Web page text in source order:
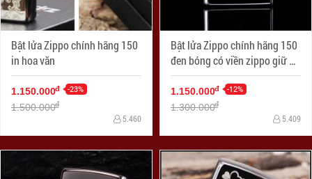
Bật lửa Zippo chính hãng 150
in hoa văn
1.150.000đ -23%
1.500.000đ
5.460
Bật lửa Zippo chính hãng 150
đen bóng có viền zippo giữ 2
nắp
1.150.000đ -12%
1.300.000đ
5.409